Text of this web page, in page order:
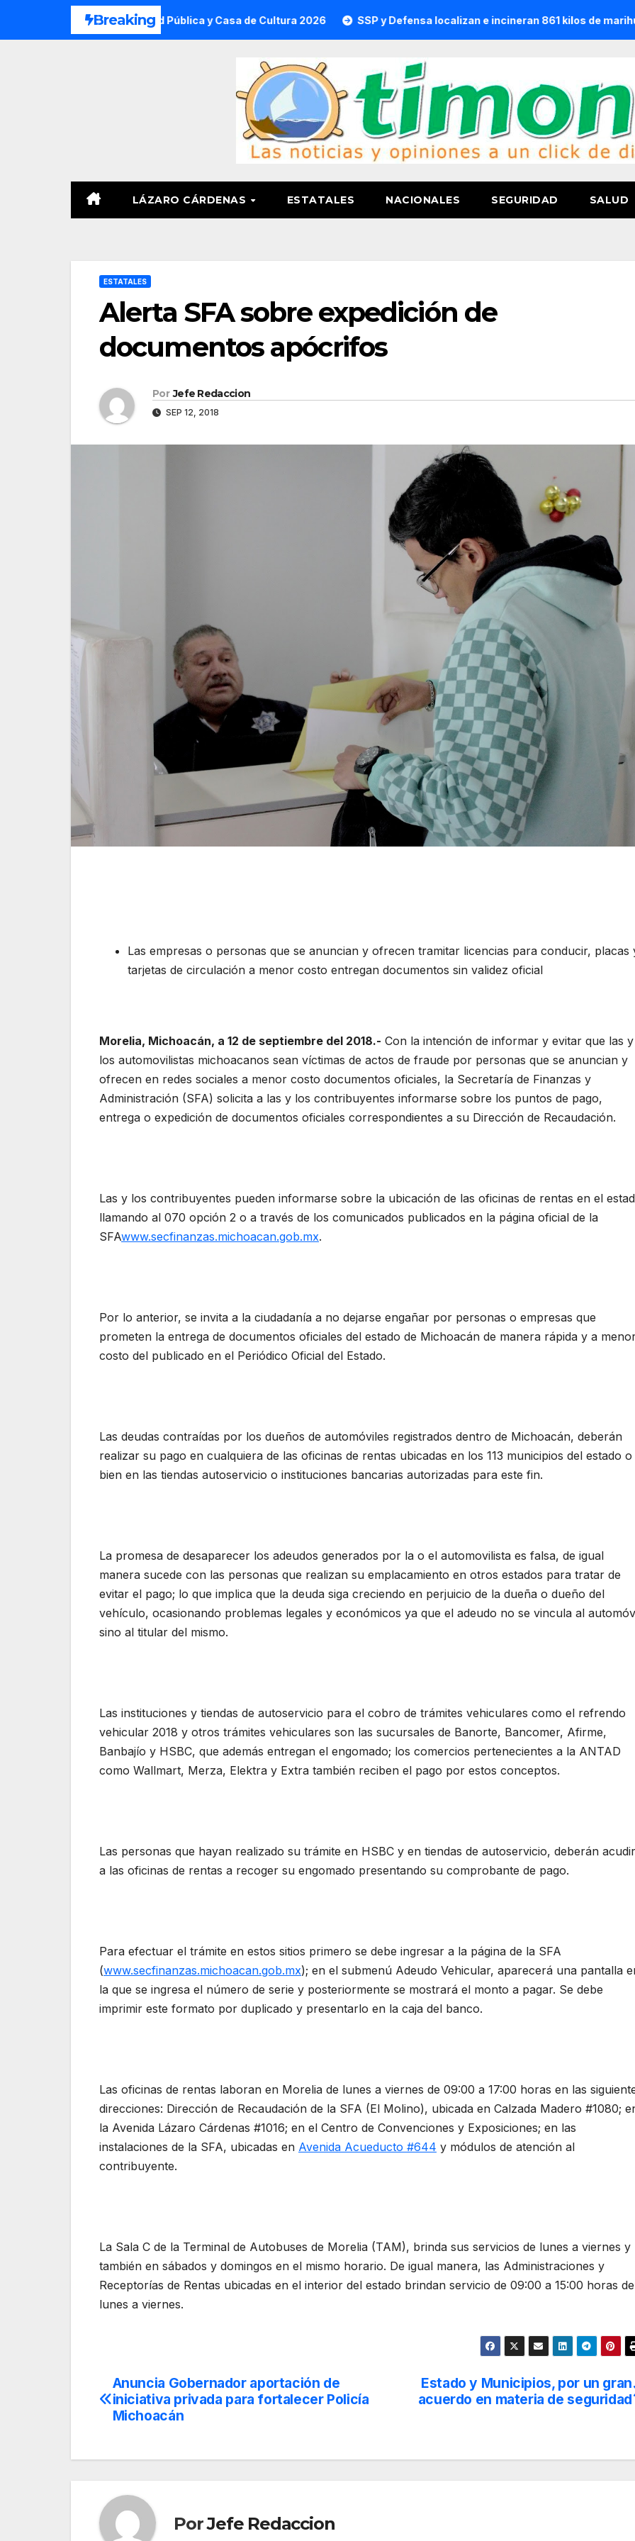
Breaking
DIF, Seguridad Pública y Casa de Cultura 2026 SSP y Defensa localizan e incineran 861 kilos de marihuana en
LÁZARO CÁRDENAS ESTATALES NACIONALES SEGURIDAD SALUD
ESTATALES
Alerta SFA sobre expedición de
documentos apócrifos
Por Jefe Redaccion
SEP 12, 2018
Las empresas o personas que se anuncian y ofrecen tramitar licencias para conducir, placas
tarjetas de circulación a menor costo entregan documentos sin validez oficial
Morelia, Michoacán, a 12 de septiembre del 2018.- Con la intención de informar y evitar que las y
los automovilistas michoacanos sean víctimas de actos de fraude por personas que se anuncian y
ofrecen en redes sociales a menor costo documentos oficiales, la Secretaría de Finanzas y
Administración (SFA) solicita a las y los contribuyentes informarse sobre los puntos de pago,
entrega o expedición de documentos oficiales correspondientes a su Dirección de Recaudación.
Las y los contribuyentes pueden informarse sobre la ubicación de las oficinas de rentas en el
llamando al 070 opción 2 o a través de los comunicados publicados en la página oficial de la
SFAwww.secfinanzas.michoacan.gob.mx.
Por lo anterior, se invita a la ciudadanía a no dejarse engañar por personas o empresas que
prometen la entrega de documentos oficiales del estado de Michoacán de manera rápida y a
costo del publicado en el Periódico Oficial del Estado.
Las deudas contraídas por los dueños de automóviles registrados dentro de Michoacán, deberán
realizar su pago en cualquiera de las oficinas de rentas ubicadas en los 113 municipios del estado o
bien en las tiendas autoservicio o instituciones bancarias autorizadas para este fin.
La promesa de desaparecer los adeudos generados por la o el automovilista es falsa, de igual
manera sucede con las personas que realizan su emplacamiento en otros estados para tratar de
evitar el pago; lo que implica que la deuda siga creciendo en perjuicio de la dueña o dueño del
vehículo, ocasionando problemas legales y económicos ya que el adeudo no se vincula al
sino al titular del mismo.
Las instituciones y tiendas de autoservicio para el cobro de trámites vehiculares como el refrendo
vehicular 2018 y otros trámites vehiculares son las sucursales de Banorte, Bancomer, Afirme,
Banbajío y HSBC, que además entregan el engomado; los comercios pertenecientes a la ANTAD
como Wallmart, Merza, Elektra y Extra también reciben el pago por estos conceptos.
Las personas que hayan realizado su trámite en HSBC y en tiendas de autoservicio, deberán acudir
a las oficinas de rentas a recoger su engomado presentando su comprobante de pago.
Para efectuar el trámite en estos sitios primero se debe ingresar a la página de la SFA
(www.secfinanzas.michoacan.gob.mx); en el submenú Adeudo Vehicular, aparecerá una pantalla
la que se ingresa el número de serie y posteriormente se mostrará el monto a pagar. Se debe
imprimir este formato por duplicado y presentarlo en la caja del banco.
Las oficinas de rentas laboran en Morelia de lunes a viernes de 09:00 a 17:00 horas en las
direcciones: Dirección de Recaudación de la SFA (El Molino), ubicada en Calzada Madero #1080;
la Avenida Lázaro Cárdenas #1016; en el Centro de Convenciones y Exposiciones; en las
instalaciones de la SFA, ubicadas en Avenida Acueducto #644 y módulos de atención al
contribuyente.
La Sala C de la Terminal de Autobuses de Morelia (TAM), brinda sus servicios de lunes a viernes y
también en sábados y domingos en el mismo horario. De igual manera, las Administraciones y
Receptorías de Rentas ubicadas en el interior del estado brindan servicio de 09:00 a 15:00 horas de
lunes a viernes.
Navegación
de
Estado y Municipios, por un gran
acuerdo en materia de seguridad
Anuncia Gobernador aportación de
iniciativa privada para fortalecer Policía
Michoacán
PorJefe Redaccion